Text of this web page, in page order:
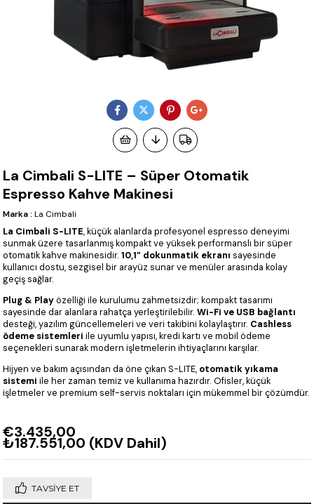
La Cimbali S-LITE – Süper Otomatik
Espresso Kahve Makinesi
Marka : La Cimbali
La Cimbali S-LITE, küçük alanlarda profesyonel espresso deneyimi
sunmak üzere tasarlanmış kompakt ve yüksek performanslı bir süper
otomatik kahve makinesidir.10,1” dokunmatik ekranı sayesinde
kullanıcı dostu, sezgisel bir arayüz sunar ve menüler arasında kolay
geçiş sağlar.
Plug & Playözelliği ile kurulumu zahmetsizdir; kompakt tasarımı
sayesinde dar alanlara rahatça yerleştirilebilir.Wi-Fi ve USB bağlantı
desteği, yazılım güncellemeleri ve veri takibini kolaylaştırır. Cashless
ödeme sistemleri ile uyumlu yapısı, kredi kartı ve mobil ödeme
seçenekleri sunarak modern işletmelerin ihtiyaçlarını karşılar.
Hijyen ve bakım açısından da öne çıkan S-LITE, otomatik yıkama
sistemi ile her zaman temiz ve kullanıma hazırdır. Ofisler, küçük
işletmeler ve premium self-servis noktaları için mükemmel bir çözümdür.
€3.435,00
₺187.551,00 (KDV Dahil)
TAVSIYE ET